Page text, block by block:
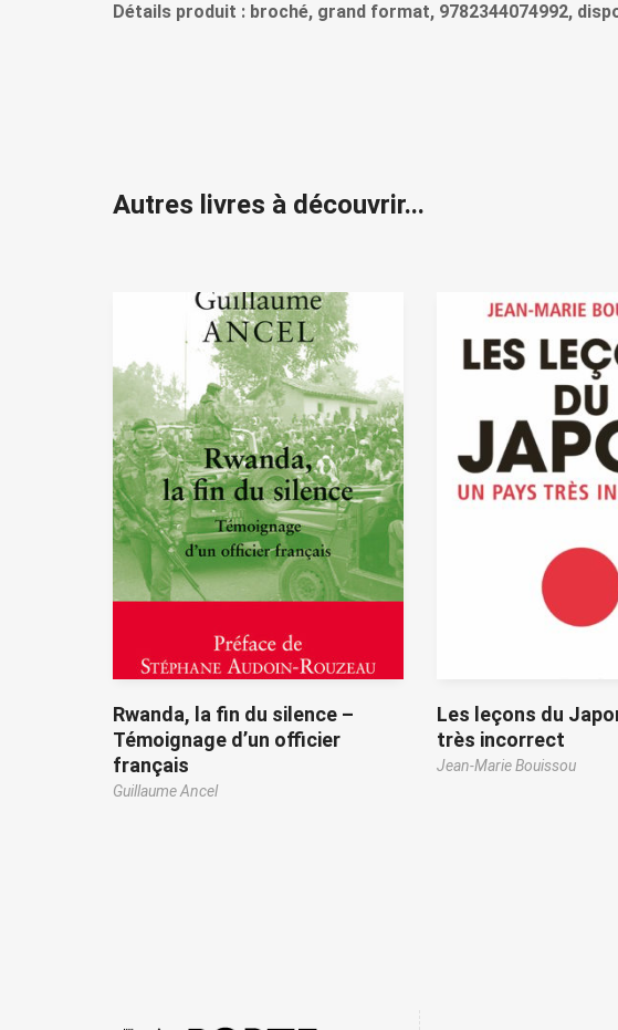
Détails produit : broché, grand format, 9782344074992,
Autres livres à découvrir...
Rwanda, la fin du silence –
Témoignage d’un officier
français
Guillaume Ancel
Les leçons du
très incorrect
Jean-Marie Bouissou